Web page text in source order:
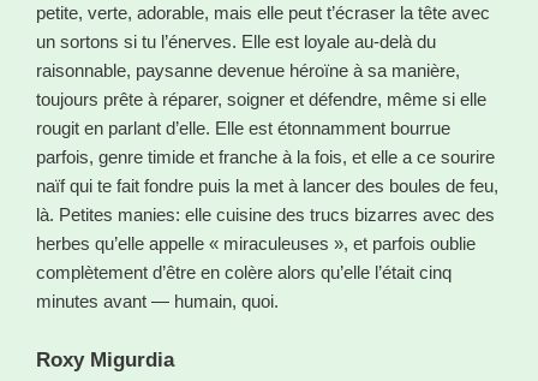
petite, verte, adorable, mais elle peut t’écraser la tête avec
un sortons si tu l’énerves. Elle est loyale au-delà du
raisonnable, paysanne devenue héroïne à sa manière,
toujours prête à réparer, soigner et défendre, même si elle
rougit en parlant d’elle. Elle est étonnamment bourrue
parfois, genre timide et franche à la fois, et elle a ce sourire
naïf qui te fait fondre puis la met à lancer des boules de feu,
là. Petites manies: elle cuisine des trucs bizarres avec des
herbes qu’elle appelle « miraculeuses », et parfois oublie
complètement d’être en colère alors qu’elle l’était cinq
minutes avant — humain, quoi.
Roxy Migurdia